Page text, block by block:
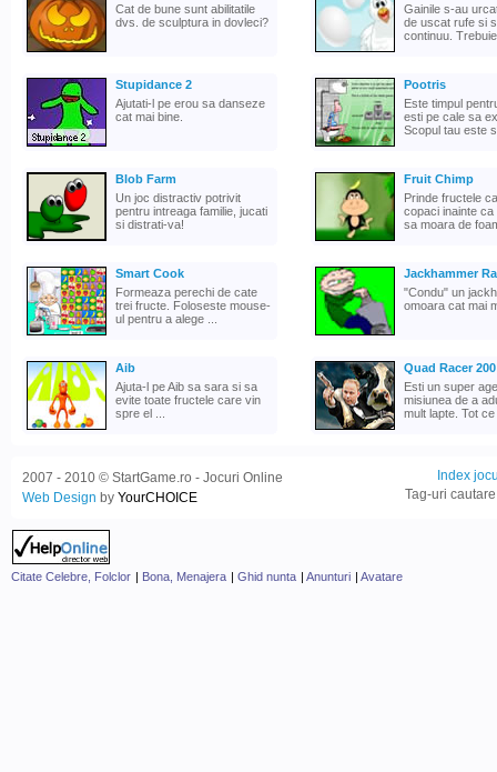
Cat de bune sunt abilitatile
dvs. de sculptura in dovleci?
Gainile s-au
de uscat rufe si
continuu.
Stupidance 2
Ajutati-l pe erou sa danseze
cat mai bine.
Pootris
Este timpul
esti pe cale sa
Scopul tau este
Blob Farm
Un joc distractiv potrivit
pentru intreaga familie, jucati
si distrati-va!
Fruit Chimp
Prinde fructele
copaci inainte ca
sa moara de
Smart Cook
Formeaza perechi de cate
trei fructe. Foloseste mouse-
ul pentru a alege ...
Jackhammer
"Condu" un
omoara cat mai
Aib
Ajuta-l pe Aib sa sara si sa
evite toate fructele care vin
spre el ...
Quad Racer 200
Esti un super
misiunea de a
mult lapte. Tot ce
2007 - 2010 © StartGame.ro - Jocuri Online
Web Design by YourCHOICE
Index
Tag-uri
Citate Celebre, Folclor | Bona, Menajera | Ghid nunta | Anunturi | Avatare